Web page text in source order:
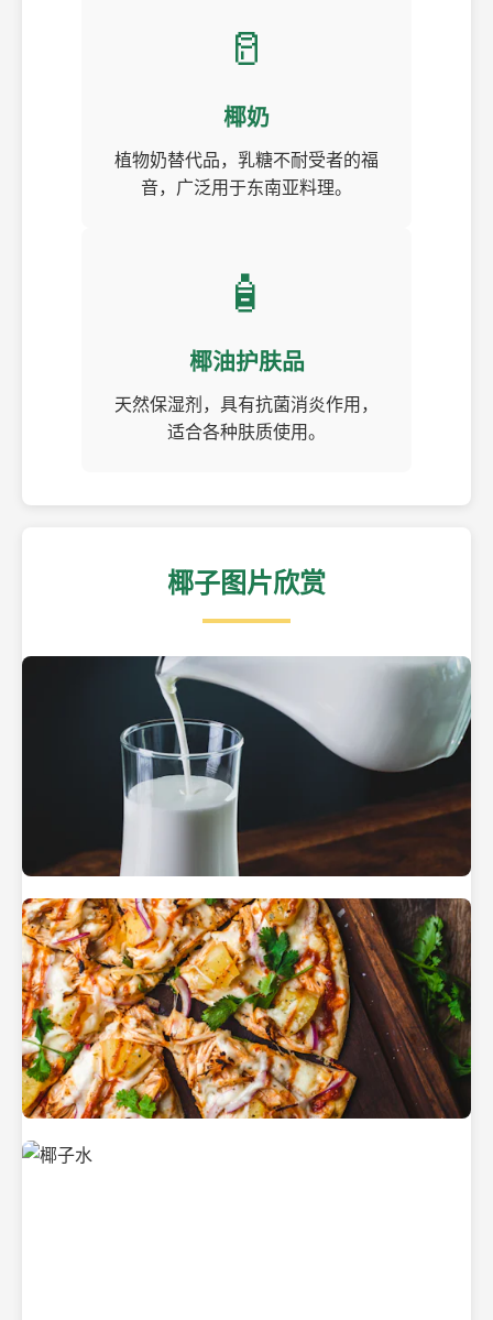
🥛
椰奶
植物奶替代品，乳糖不耐受者的福
音，广泛用于东南亚料理。
🧴
椰油护肤品
天然保湿剂，具有抗菌消炎作用，
适合各种肤质使用。
椰子图片欣赏
热带海滩上的椰子树
新鲜采摘的椰子